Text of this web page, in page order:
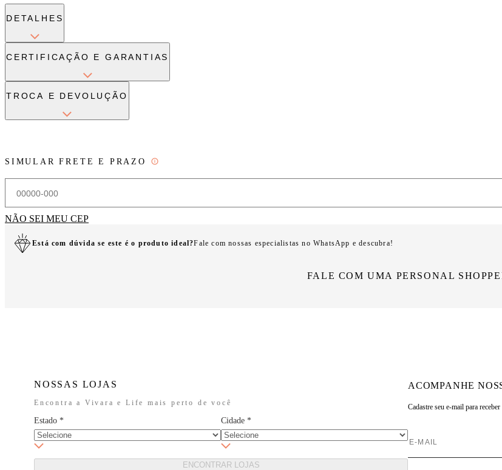
DETALHES
CERTIFICAÇÃO E GARANTIAS
TROCA E DEVOLUÇÃO
SIMULAR FRETE E PRAZO
NÃO SEI MEU CEP
Está com dúvida se este é o produto ideal?Fale com nossas especialistas no WhatsApp e descubra!
FALE COM UMA PERSONAL
NOSSAS LOJAS
Encontra a Vivara e Life mais perto de você
Estado * Cidade *
ENCONTRAR LOJAS
ACOMPANHE
Cadastre seu e-mail para